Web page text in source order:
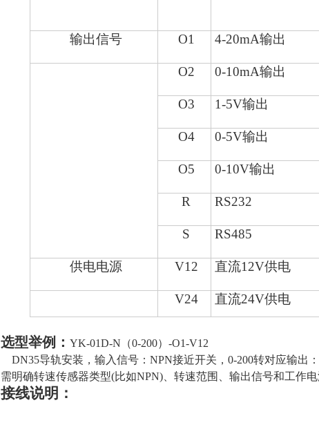
输出信号 O1 4-20mA输出
O2 0-10mA输出
O3 1-5V输出
O4 0-5V输出
O5 0-10V输出
R RS232
S RS485
供电电源 V12 直流12V供电
V24 直流24V供电
选型举例： YK-01D-N （0-200）-O1-V12
DN35导轨安装，输入信号： NPN接近开关 ， 0-200转对应输出
需明确转速传感器类型(比如NPN)、 转速范围、输出信号和工作
接线说明：